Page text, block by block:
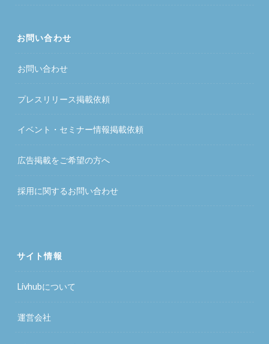
お問い合わせ
お問い合わせ
プレスリリース掲載依頼
イベント・セミナー情報掲載依頼
広告掲載をご希望の方へ
採用に関するお問い合わせ
サイト情報
Livhubについて
運営会社